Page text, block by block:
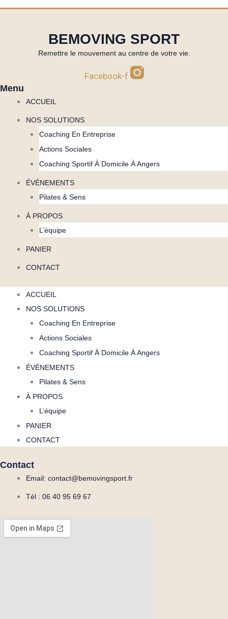
BEMOVING SPORT
Remettre le mouvement au centre de votre vie.
Facebook-f
Menu
ACCUEIL
NOS SOLUTIONS
Coaching En Entreprise
Actions Sociales
Coaching Sportif À Domicile À Angers
ÉVÉNEMENTS
Pilates & Sens
À PROPOS
L’équipe
PANIER
CONTACT
ACCUEIL
NOS SOLUTIONS
Coaching En Entreprise
Actions Sociales
Coaching Sportif À Domicile À Angers
ÉVÉNEMENTS
Pilates & Sens
À PROPOS
L’équipe
PANIER
CONTACT
Contact
Email: contact@bemovingsport.fr
Tél : 06 40 95 69 67